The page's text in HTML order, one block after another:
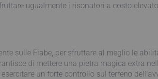
ugualmente i risonatori a costo
sulle Fiabe, per sfruttare al meglio le
di mettere una pietra magica extra
un forte controllo sul terreno